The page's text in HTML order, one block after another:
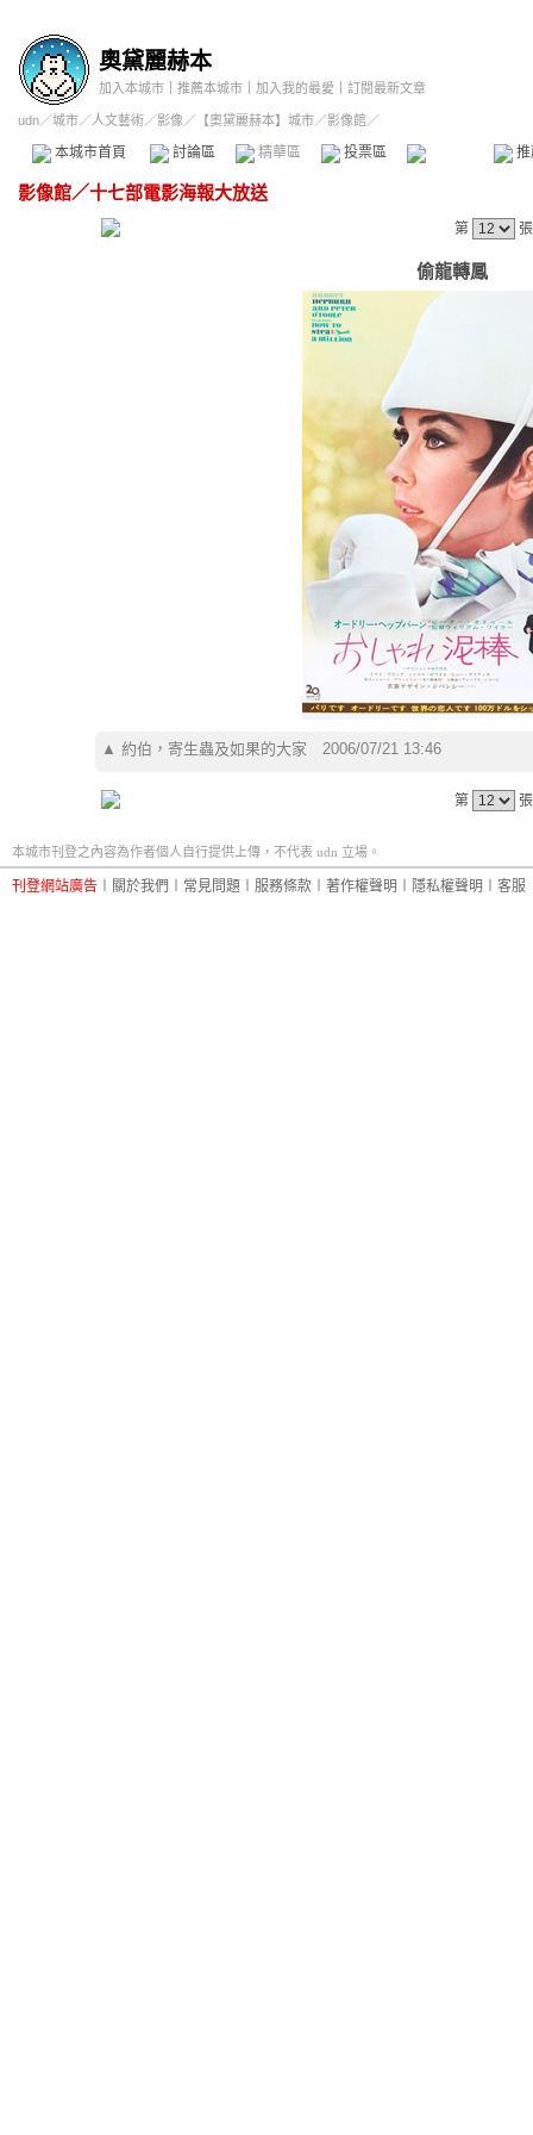
奧黛麗赫本
加入本城市 推薦本城市 加入我的最愛 訂閱最新文章
udn／城市／人文藝術／影像 ／ 【奧黛麗赫本】城市／影像館／
本城市首頁 討論區 精華區 投票區 影像館
影像館／十七部電影海報大放送
第
偷龍轉鳳
▲ 約伯，寄生蟲及如果的大家 2006/07/21 13:46
第
本城市刊登之內容為作者個人自行提供上傳，不代表 udn 立場。
刊登網站廣告 關於我們 常見問題 服務條款 著作權聲明 隱私權聲明 客服